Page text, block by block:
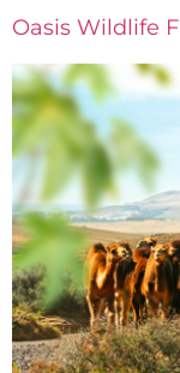
Oasis Wildlife